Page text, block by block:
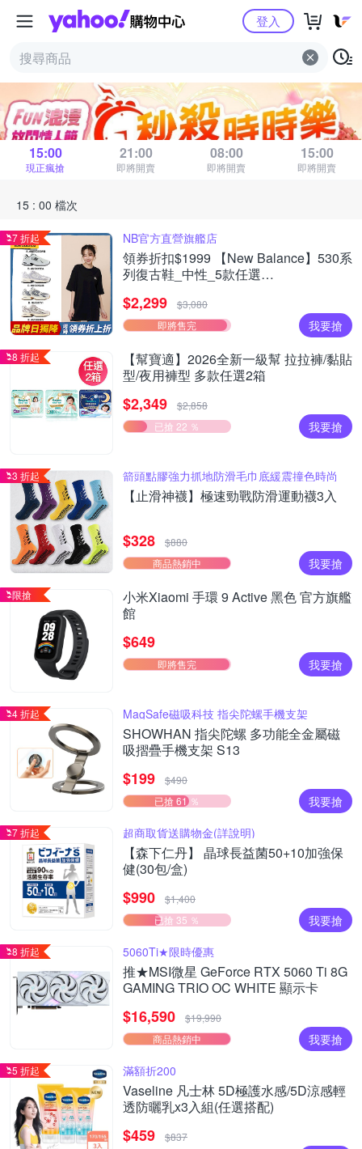
Yahoo購物中心
登入
秒殺時時樂
距 15 : 00 場結束
15:00
現正瘋搶
21:00
即將開賣
08:00
即將開賣
15:00
即將開賣
15 : 00 檔次
7 折起 NB官方直營旗艦店
領券折扣$1999 【New Balance】530系
列復古鞋_中性_5款任選
$2,299
$3,080
即將售完
我要搶
8 折起
【幫寶適】2026全新一級幫 拉拉褲/黏貼
型/夜用褲型 多款任選2箱
$2,349
$2,858
已搶 22 ％
我要搶
3 折起 箭頭點膠強力抓地防滑毛巾底緩震撞色時尚
【止滑神襪】極速勁戰防滑運動襪3入
$328
$880
商品熱銷中
我要搶
限搶
小米Xiaomi 手環 9 Active 黑色 官方旗艦
館
$649
即將售完 我要搶
4 折起 MagSafe磁吸科技 指尖陀螺手機支架
SHOWHAN 指尖陀螺 多功能全金屬磁
吸摺疊手機支架 S13
$199
$490
已搶 61 ％
我要搶
7 折起 超商取貨送購物金(詳說明)
【森下仁丹】 晶球長益菌50+10加強保
健(30包/盒)
$990
$1,400
已搶 35 ％
我要搶
8 折起 5060Ti★限時優惠
推★MSI微星 GeForce RTX 5060 Ti 8G
GAMING TRIO OC WHITE 顯示卡
$16,590
$19,990
商品熱銷中
我要搶
5 折起 滿額折200
Vaseline 凡士林 5D極護水感/5D涼感輕
透防曬乳x3入組(任選搭配)
$459
$837